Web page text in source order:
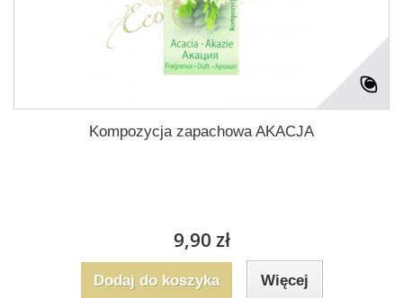
Kompozycja zapachowa AKACJA
9,90 zł
Dodaj do koszyka Więcej